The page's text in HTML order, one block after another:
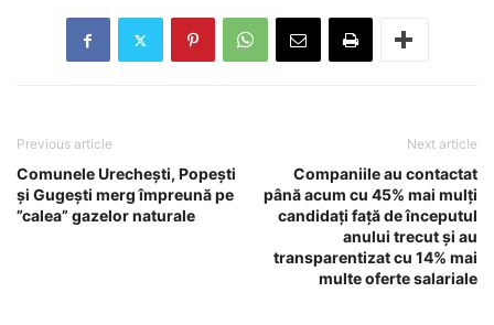
Previous article
Comunele Urechești, Popești
și Gugești merg împreună pe
”calea” gazelor naturale
Next article
Companiile au contactat
până acum cu 45% mai mulți
candidați față de începutul
anului trecut și au
transparentizat cu 14% mai
multe oferte salariale